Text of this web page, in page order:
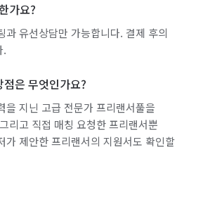
가요?
과 유선상담만 가능합니다. 결제 후의
.
은 무엇인가요?
을 지닌 고급 전문가 프리랜서풀을
리고 직접 매칭 요청한 프리랜서뿐
가 제안한 프리랜서의 지원서도 확인할